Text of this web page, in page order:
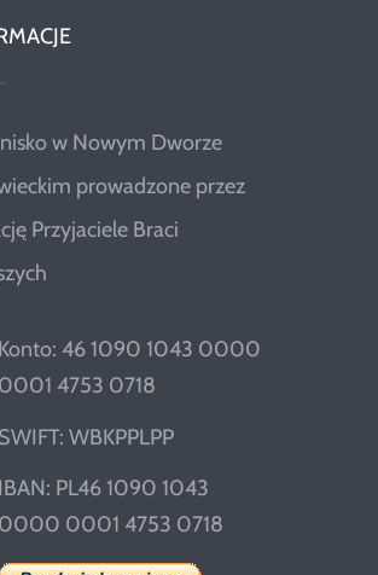
w Nowym Dworze
prowadzone przez
Przyjaciele Braci
Konto: 46 1090 1043 0000
0001 4753 0718
SWIFT: WBKPPLPP
IBAN: PL46 1090 1043
0000 0001 4753 0718